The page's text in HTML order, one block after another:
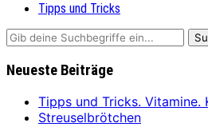
Tipps und Tricks
Neueste Beiträge
Tipps und Tricks. Vitamine.
Streuselbrötchen